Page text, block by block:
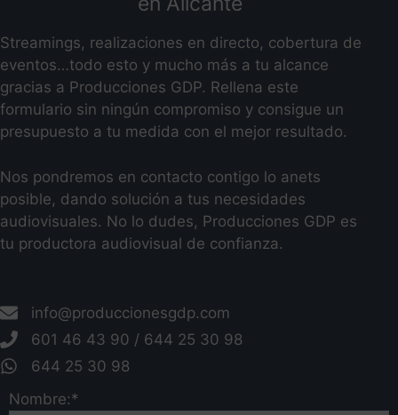
Streamings, realizaciones en directo, cobertura de
eventos…todo esto y mucho más a tu alcance
gracias a Producciones GDP. Rellena este
formulario sin ningún compromiso y consigue un
presupuesto a tu medida con el mejor resultado.
Nos pondremos en contacto contigo lo anets
posible, dando solución a tus necesidades
audiovisuales. No lo dudes, Producciones GDP es
tu productora audiovisual de confianza.
info@produccionesgdp.com
601 46 43 90 / 644 25 30 98
644 25 30 98
Nombre:*